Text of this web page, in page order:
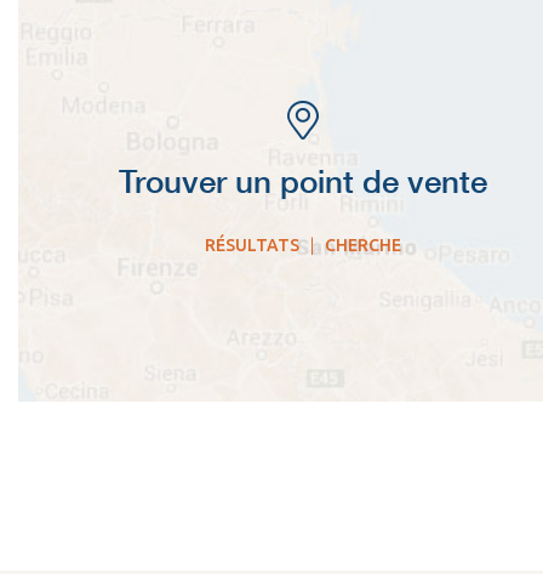
Trouver un point de vente
RÉSULTATS|CHERCHE